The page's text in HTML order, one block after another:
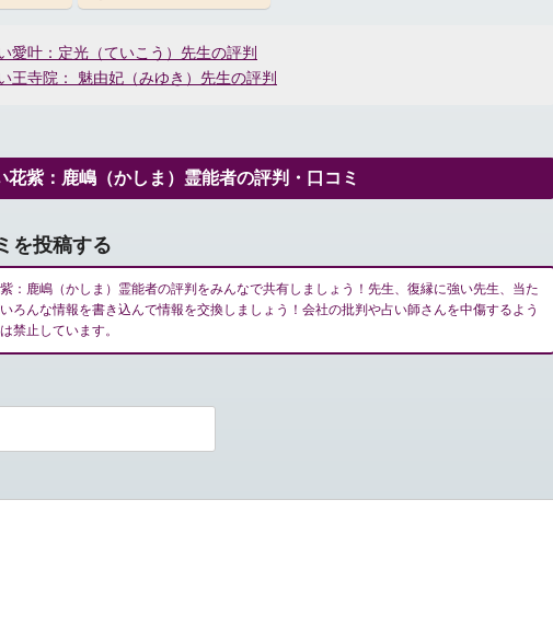
愛叶：定光（ていこう）先生の評判
王寺院： 魅由妃（みゆき）先生の評判
花紫：鹿嶋（かしま）霊能者の評判・口コミ
を投稿する
：鹿嶋（かしま）霊能者の評判をみんなで共有しましょう！先生、復縁に強い先生、当た
ろんな情報を書き込んで情報を交換しましょう！会社の批判や占い師さんを中傷するよう
禁止しています。